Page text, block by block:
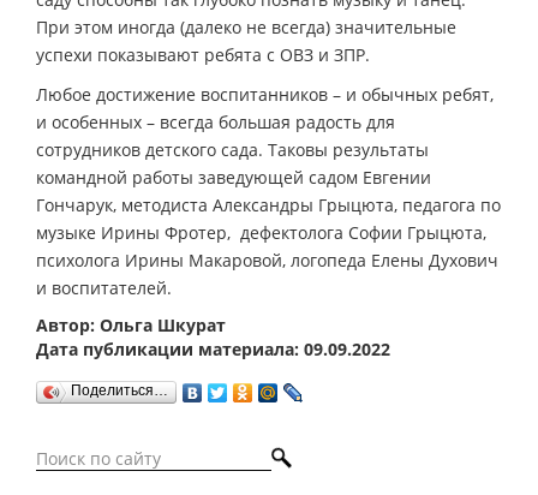
При этом иногда (далеко не всегда) значительные
успехи показывают ребята с ОВЗ и ЗПР.
Любое достижение воспитанников – и обычных ребят,
и особенных – всегда большая радость для
сотрудников детского сада. Таковы результаты
командной работы заведующей садом Евгении
Гончарук, методиста Александры Грыцюта, педагога по
музыке Ирины Фротер, дефектолога Софии Грыцюта,
психолога Ирины Макаровой, логопеда Елены Духович
и воспитателей.
Автор: Ольга Шкурат
Дата публикации материала: 09.09.2022
Поделиться…